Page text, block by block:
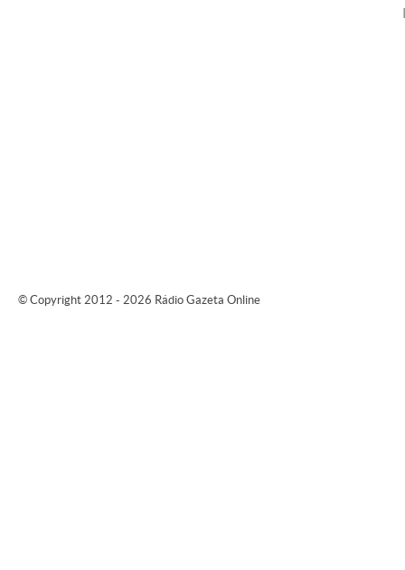
© Copyright 2012 - 2026 Rádio Gazeta Online